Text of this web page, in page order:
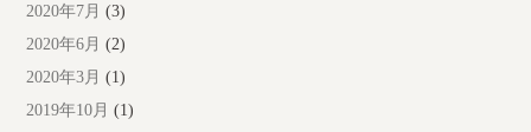
2020年7月 (3)
2020年6月 (2)
2020年3月 (1)
2019年10月 (1)